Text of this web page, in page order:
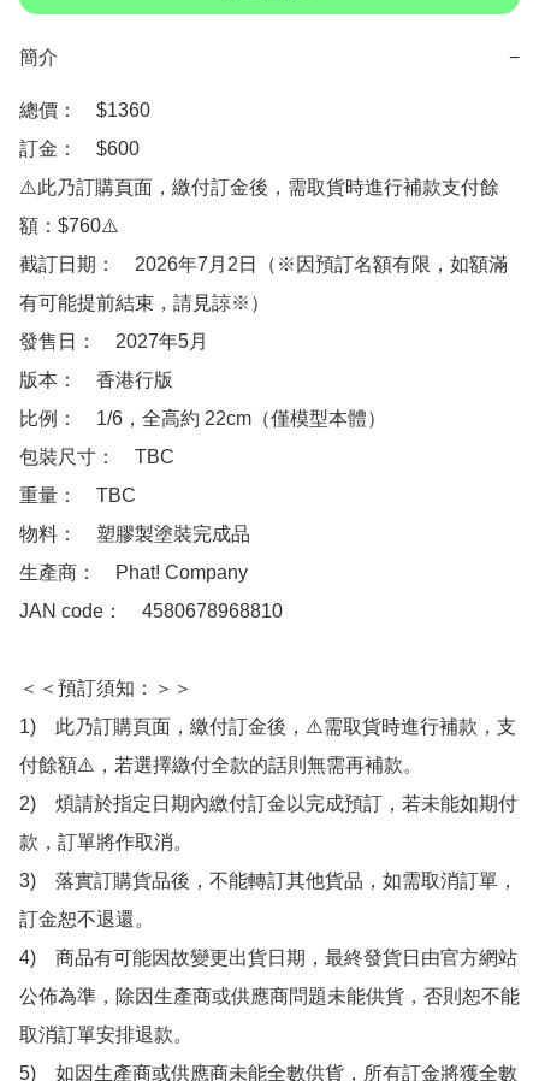
簡介 −
總價：　$1360
訂金：　$600
⚠️此乃訂購頁面，繳付訂金後，需取貨時進行補款支付餘
額：$760⚠️
截訂日期：　2026年7月2日（※因預訂名額有限，如額滿
有可能提前結束，請見諒※）
發售日：　2027年5月
版本：　香港行版
比例：　1/6，全高約 22cm（僅模型本體）
包裝尺寸：　TBC
重量：　TBC
物料：　塑膠製塗裝完成品
生產商：　Phat! Company
JAN code：　4580678968810
＜＜預訂須知：＞＞
1)　此乃訂購頁面，繳付訂金後，⚠️需取貨時進行補款，支
付餘額⚠️，若選擇繳付全款的話則無需再補款。
2)　煩請於指定日期內繳付訂金以完成預訂，若未能如期付
款，訂單將作取消。
3)　落實訂購貨品後，不能轉訂其他貨品，如需取消訂單，
訂金恕不退還。
4)　商品有可能因故變更出貨日期，最終發貨日由官方網站
公佈為準，除因生產商或供應商問題未能供貨，否則恕不能
取消訂單安排退款。
5)　如因生產商或供應商未能全數供貨，所有訂金將獲全數